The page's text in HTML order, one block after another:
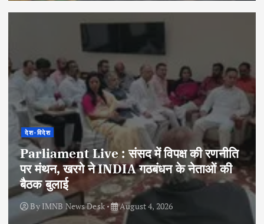
देश-विदेश
Parliament Live : संसद में विपक्ष की रणनीति
पर मंथन, खरगे ने INDIA गठबंधन के नेताओं की
बैठक बुलाई
ByIMNB News Desk August 4, 2026